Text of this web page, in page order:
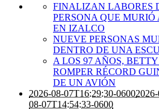
FINALIZAN LABORES
PERSONA QUE
EN IZALCO
NUEVE PERSONAS
DENTRO DE UNA
A LOS 97 AÑOS,
ROMPER RÉCORD
DE UN AVIÓN
2026-08-07T16:29:30-0600
08-07T14:54:33-0600